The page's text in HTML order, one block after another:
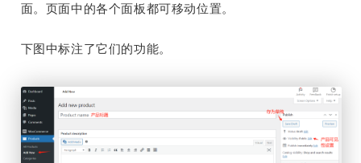
面。页面中的各个面板都可移动位置。
下图中标注了它们的功能。